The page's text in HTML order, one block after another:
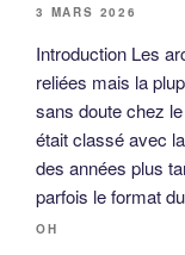
3 MARS 2026
Introduction Les
reliées mais la
sans doute chez
était classé avec
des années plus
parfois le format
OH